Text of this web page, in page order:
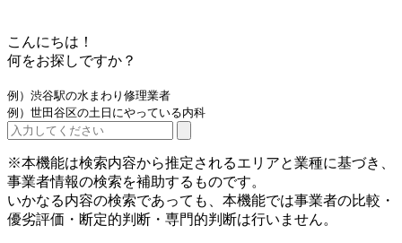
こんにちは！
何をお探しですか？
例）渋谷駅の水まわり修理業者
例）世田谷区の土日にやっている内科
※本機能は検索内容から推定されるエリアと業種に基づき、
事業者情報の検索を補助するものです。
いかなる内容の検索であっても、本機能では事業者の比較・
優劣評価・断定的判断・専門的判断は行いません。